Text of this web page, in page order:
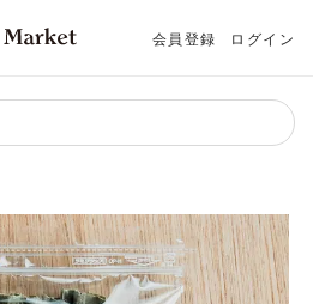
会員登録 ログイン